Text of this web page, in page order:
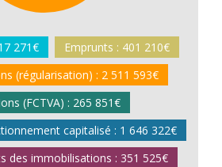
271€
Emprunts : 401 210€
(régularisation) : 2 511 593€
(FCTVA) : 265 851€
capitalisé : 1 646 322€
des immobilisations : 351 525€